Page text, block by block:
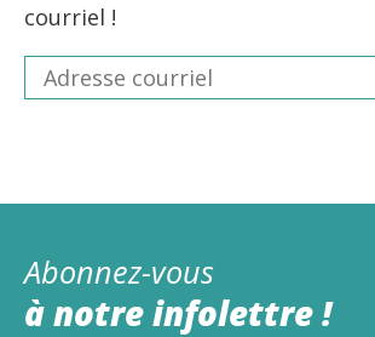
courriel !
Abonnez-vous
à notre infolettre !